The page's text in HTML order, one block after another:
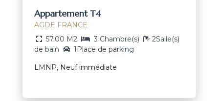
Appartement T4
AGDE FRANCE
57.00 M2
3 Chambre(s)
2Salle(s)
de bain
1Place de parking
LMNP, Neuf immédiate